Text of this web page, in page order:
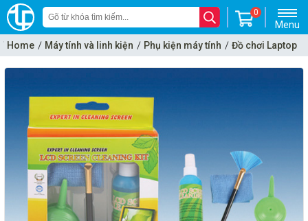
Menu
0
Home Máy tính và linh kiện Phụ kiện máy tính Đồ chơi Laptop